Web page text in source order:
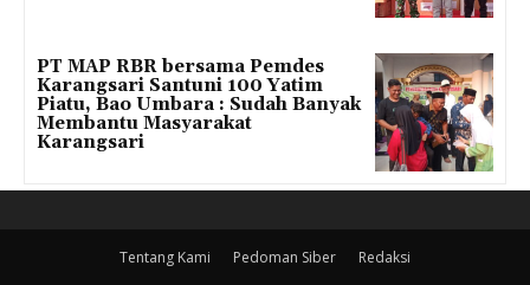
PT MAP RBR bersama Pemdes
Karangsari Santuni 100 Yatim
Piatu, Bao Umbara : Sudah Banyak
Membantu Masyarakat
Karangsari
Tentang Kami Pedoman Siber Redaksi